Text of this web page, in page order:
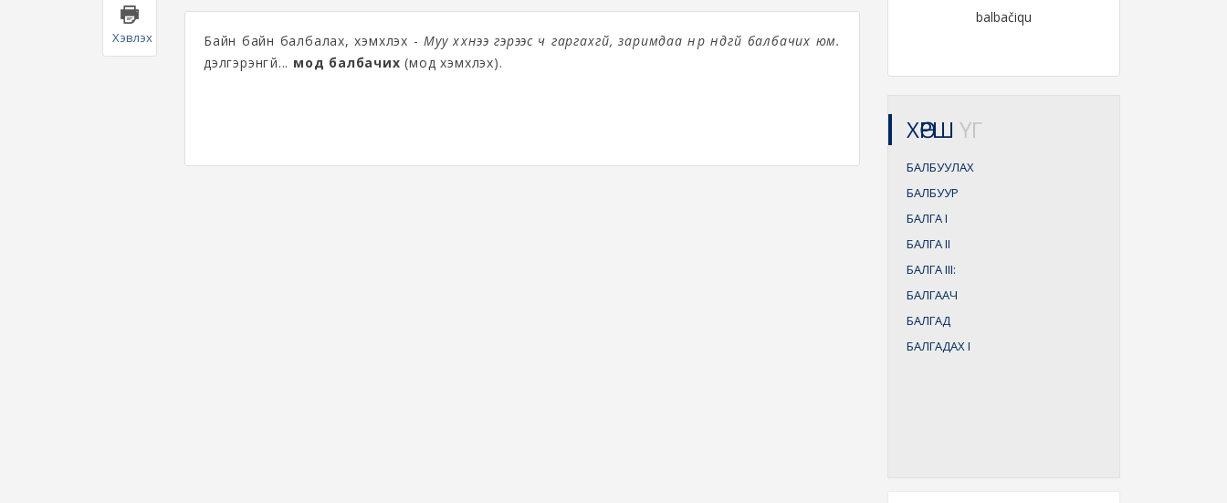
Хэвлэх Байн байн балбалах, хэмхлэх - Муу хүүхнээ гэрээс ч гаргахгүй, заримдаа нүүр нүдгүй балбачих юм.
дэлгэрэнгүй... мод балбачих (мод хэмхлэх).
balbačiqu
ХӨРШ ҮГ
БАЛБУУЛАХ
БАЛБУУР
БАЛГАI
БАЛГАII
БАЛГАIII:
БАЛГААЧ
БАЛГАД
БАЛГАДАХI